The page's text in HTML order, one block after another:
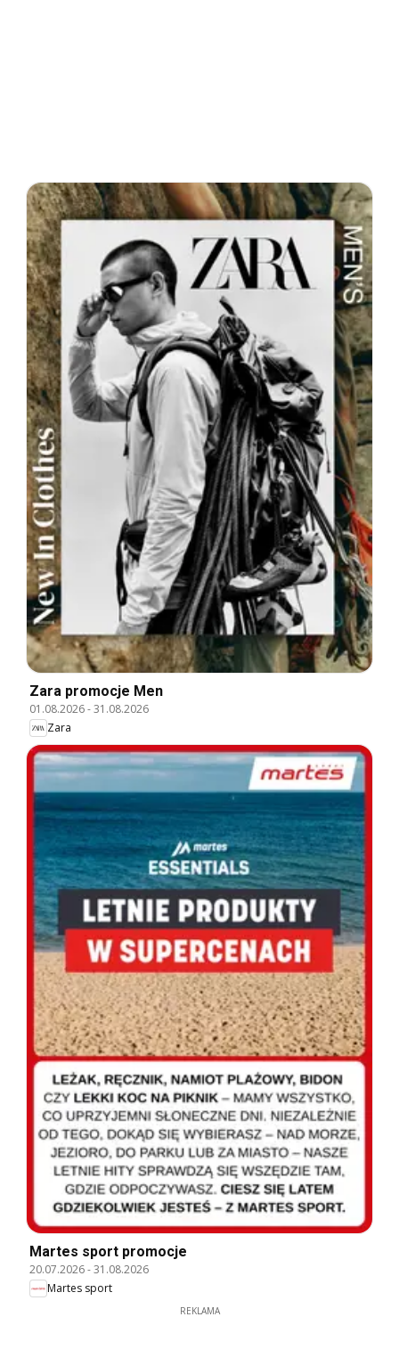
Zara promocje Men
01.08.2026-31.08.2026
Zara
Martes sport promocje
20.07.2026-31.08.2026
Martes sport
REKLAMA